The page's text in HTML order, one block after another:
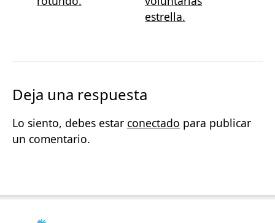
estrella.
Deja una respuesta
Lo siento, debes estar conectado para publicar
un comentario.